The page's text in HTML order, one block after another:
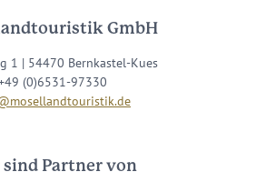
GmbH
1 | 54470 Bernkastel-Kues
(0)6531-97330
Partner von